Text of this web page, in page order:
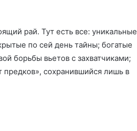
рай. Тут есть все: уникальные
по сей день тайны; богатые
борьбы вьетов с захватчиками;
предков», сохранившийся лишь в